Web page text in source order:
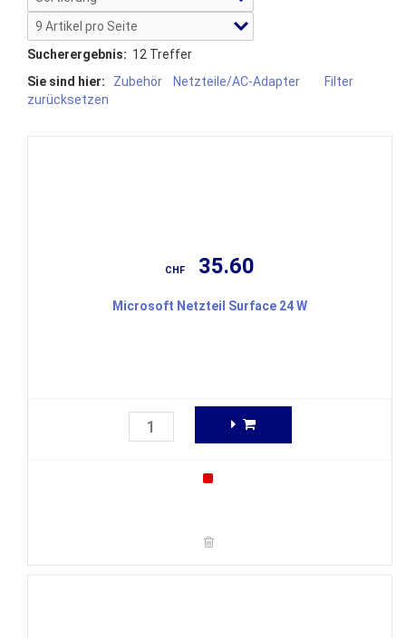
Sucherergebnis: 12 Treffer
Sie sind hier:
Zubehör Netzteile/AC-Adapter
Filter
zurücksetzen
CHF 35.60
Microsoft Netzteil Surface 24 W